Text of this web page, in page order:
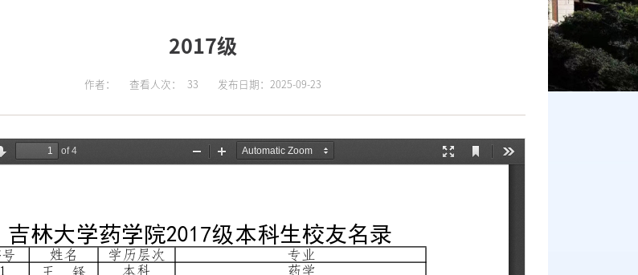
2017级
作者： 查看人次： 33 发布日期：2025-09-23